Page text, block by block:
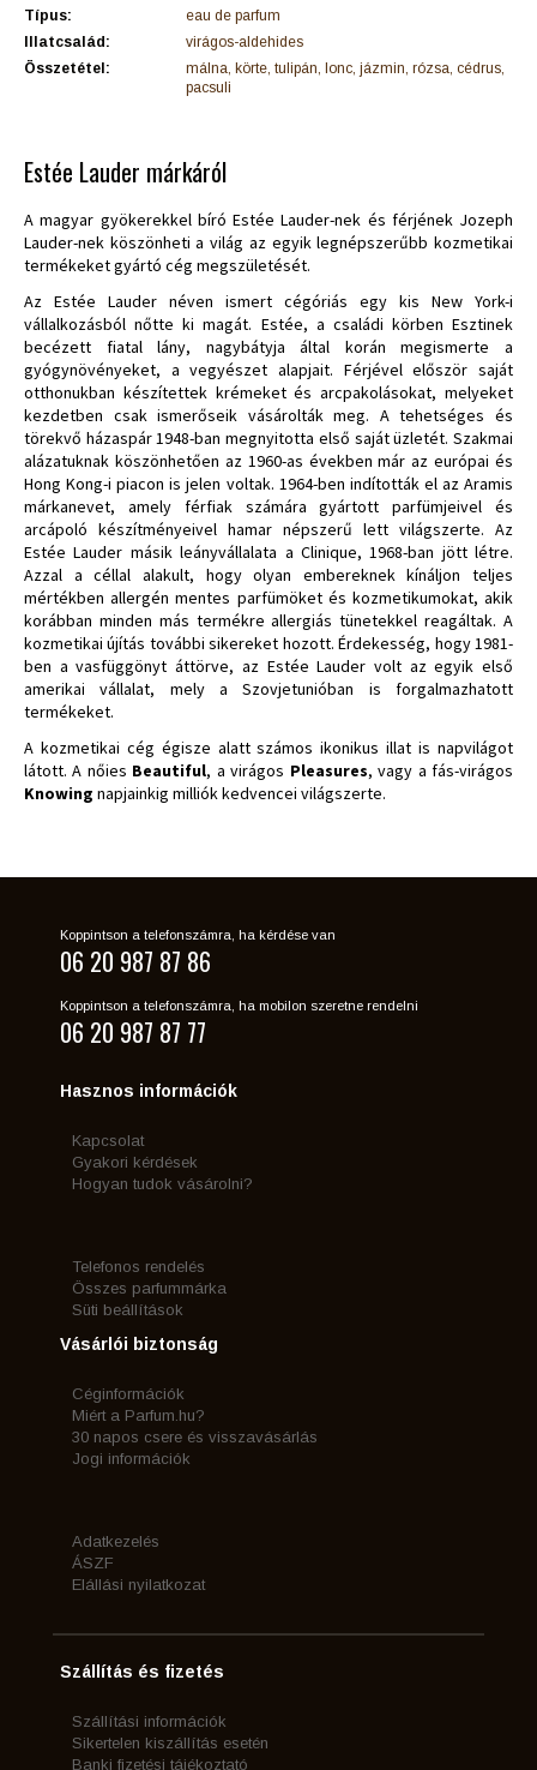
Típus:
eau de parfum
Illatcsalád:
virágos-aldehides
Összetétel:
málna, körte, tulipán, lonc, jázmin, rózsa, cédrus,
pacsuli
Estée Lauder márkáról
A magyar gyökerekkel bíró Estée Lauder-nek és férjének Jozeph
Lauder-nek köszönheti a világ az egyik legnépszerűbb kozmetikai
termékeket gyártó cég megszületését.
Az Estée Lauder néven ismert cégóriás egy kis New York-i
vállalkozásból nőtte ki magát. Estée, a családi körben Esztinek
becézett fiatal lány, nagybátyja által korán megismerte a
gyógynövényeket, a vegyészet alapjait. Férjével először saját
otthonukban készítettek krémeket és arcpakolásokat, melyeket
kezdetben csak ismerőseik vásárolták meg. A tehetséges és
törekvő házaspár 1948-ban megnyitotta első saját üzletét. Szakmai
alázatuknak köszönhetően az 1960-as években már az európai és
Hong Kong-i piacon is jelen voltak. 1964-ben indították el az Aramis
márkanevet, amely férfiak számára gyártott parfümjeivel és
arcápoló készítményeivel hamar népszerű lett világszerte. Az
Estée Lauder másik leányvállalata a Clinique, 1968-ban jött létre.
Azzal a céllal alakult, hogy olyan embereknek kínáljon teljes
mértékben allergén mentes parfümöket és kozmetikumokat, akik
korábban minden más termékre allergiás tünetekkel reagáltak. A
kozmetikai újítás további sikereket hozott. Érdekesség, hogy 1981-
ben a vasfüggönyt áttörve, az Estée Lauder volt az egyik első
amerikai vállalat, mely a Szovjetunióban is forgalmazhatott
termékeket.
A kozmetikai cég égisze alatt számos ikonikus illat is napvilágot
látott. A nőies Beautiful, a virágos Pleasures, vagy a fás-virágos
Knowing napjainkig milliók kedvencei világszerte.
Koppintson a telefonszámra, ha kérdése van
06 20 987 87 86
Koppintson a telefonszámra, ha mobilon szeretne rendelni
06 20 987 87 77
Hasznos információk
Kapcsolat
Gyakori kérdések
Hogyan tudok vásárolni?
Telefonos rendelés
Összes parfummárka
Süti beállítások
Vásárlói biztonság
Céginformációk
Miért a Parfum.hu?
30 napos csere és visszavásárlás
Jogi információk
Adatkezelés
ÁSZF
Elállási nyilatkozat
Szállítás és fizetés
Szállítási információk
Sikertelen kiszállítás esetén
Banki fizetési tájékoztató